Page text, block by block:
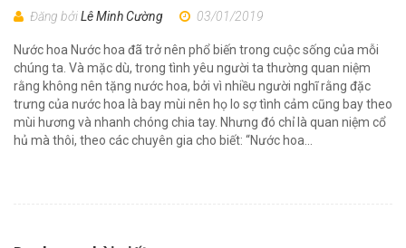
Đăng bởiLê Minh Cường 03/01/2019
Nước hoa Nước hoa đã trở nên phổ biến trong cuộc sống của mỗi
chúng ta. Và mặc dù, trong tình yêu người ta thường quan niệm
rằng không nên tặng nước hoa, bởi vì nhiều người nghĩ rằng đặc
trưng của nước hoa là bay mùi nên họ lo sợ tình cảm cũng bay theo
mùi hương và nhanh chóng chia tay. Nhưng đó chỉ là quan niệm cổ
hủ mà thôi, theo các chuyên gia cho biết: “Nước hoa...